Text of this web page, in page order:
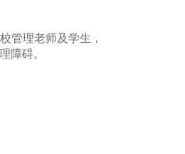
管理老师及学生，
障碍。